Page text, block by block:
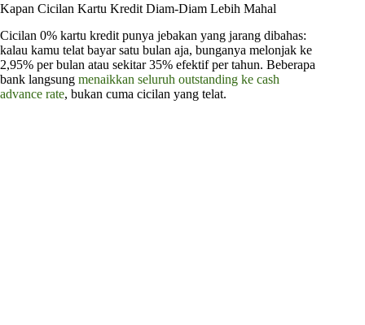
Kapan Cicilan Kartu Kredit Diam-Diam Lebih Mahal
Cicilan 0% kartu kredit punya jebakan yang jarang dibahas:
kalau kamu telat bayar satu bulan aja, bunganya melonjak ke
2,95% per bulan atau sekitar 35% efektif per tahun. Beberapa
bank langsung menaikkan seluruh outstanding ke cash
advance rate, bukan cuma cicilan yang telat.